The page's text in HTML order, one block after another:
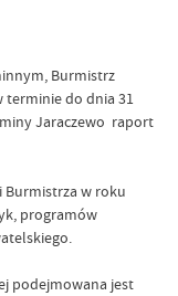
Burmistrz
terminie do dnia 31
Jaraczewo raport
Burmistrza w roku
programów
podejmowana jest